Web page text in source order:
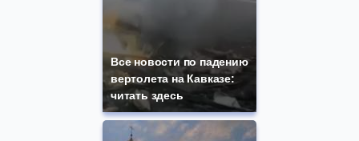
Все новости по падению
вертолета на Кавказе:
читать здесь